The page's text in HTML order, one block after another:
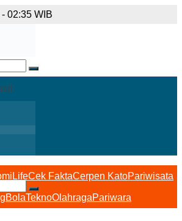
02:35 WIB
LifeCek FaktaCerpen KatoPariwisata
BolaTeknoOlahragaPariwara